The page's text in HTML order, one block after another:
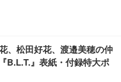
、松田好花、渡邉美穂の仲
B.L.T.』表紙・付録特大ポ